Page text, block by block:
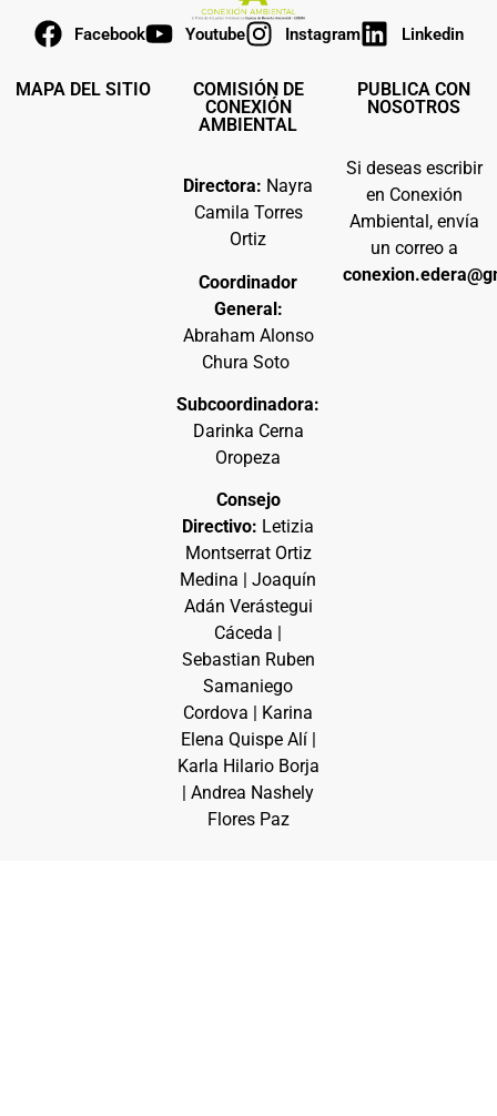
Facebook Youtube Instagram Linkedin
MAPA DEL SITIO
COMISIÓN DE
CONEXIÓN
AMBIENTAL
Directora: Nayra
Camila Torres
Ortiz
Coordinador
General:
Abraham Alonso
Chura Soto
Subcoordinadora:
Darinka Cerna
Oropeza
Consejo
Directivo: Letizia
Montserrat Ortiz
Medina | Joaquín
Adán Verástegui
Cáceda |
Sebastian Ruben
Samaniego
Cordova | Karina
Elena Quispe Alí |
Karla Hilario Borja
| Andrea Nashely
Flores Paz
PUBLICA CON
NOSOTROS
Si deseas escribir
en Conexión
Ambiental, envía
un correo a